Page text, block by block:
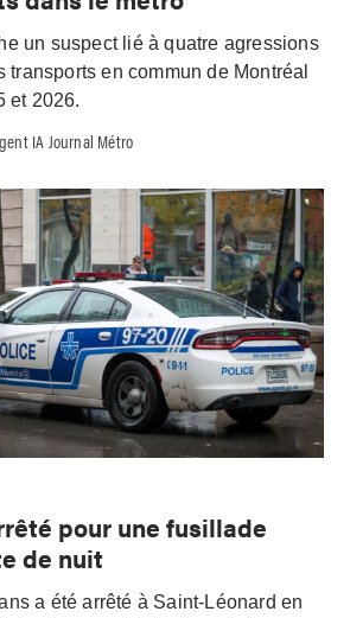
un suspect lié à quatre agressions
en commun de Montréal
et 2026.
IA Journal Métro
pour une fusillade
de nuit
a été arrêté à Saint-Léonard en